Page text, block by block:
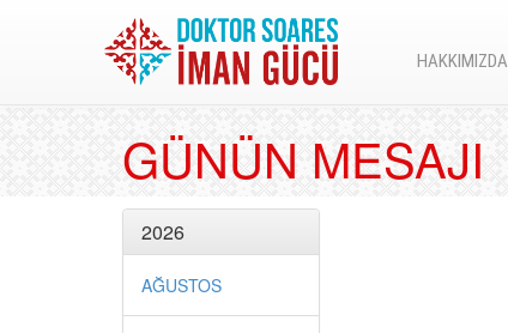
HAKKIMIZDA
GÜNÜN MESAJI
2026
AĞUSTOS